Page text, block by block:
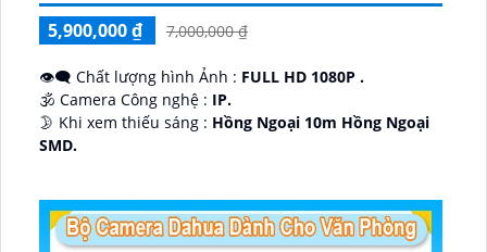
5,900,000 ₫
7,000,000 ₫
👁️‍🗨 Chất lượng hình Ảnh : FULL HD 1080P .
🕉️ Camera Công nghệ : IP.
🌛 Khi xem thiếu sáng : Hồng Ngoại 10m Hồng Ngoại
SMD.